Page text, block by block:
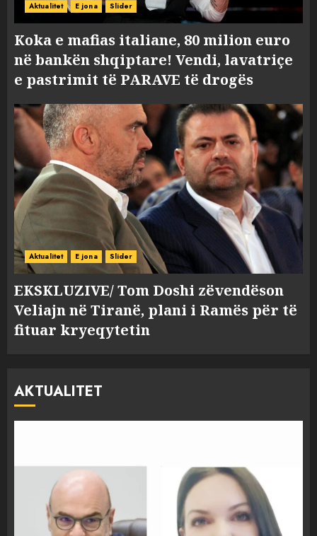
Aktualitet E jona Slider
Koka e mafias italiane, 80 milion euro
në bankën shqiptare! Vendi, lavatriçe
e pastrimit të PARAVE të drogës
Aktualitet E jona Slider
EKSKLUZIVE/ Tom Doshi zëvendëson
Veliajn në Tiranë, plani i Ramës për të
fituar kryeqytetin
AKTUALITET